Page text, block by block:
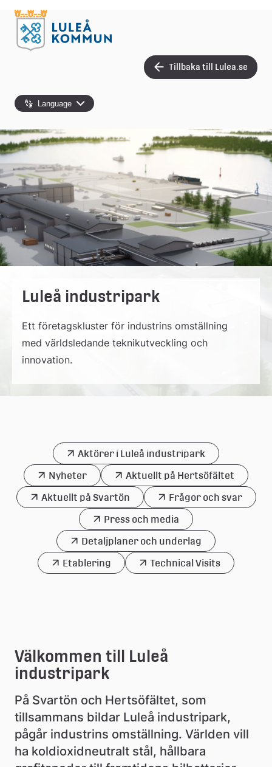
Tillbaka till Lulea.se
Language
Luleå industripark
Ett företagskluster för industrins omställning
med världsledande teknikutveckling och
innovation.
Aktörer i Luleå industripark
Nyheter
Aktuellt på Hertsöfältet
Aktuellt på Svartön
Frågor och svar
Press och media
Detaljplaner och underlag
Etablering
Technical Visits
Välkommen till Luleå
industripark
På Svartön och Hertsöfältet, som
tillsammans bildar Luleå industripark,
pågår industrins omställning. Världen vill
ha koldioxidneutralt stål, hållbara